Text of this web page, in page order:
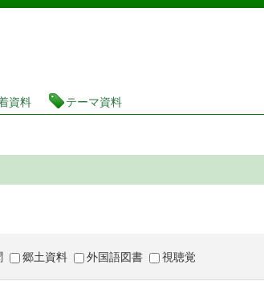
茨城県立図書館 蔵書検索・予約システム
資料 テーマ資料
郷土資料 外国語図書 視聴覚